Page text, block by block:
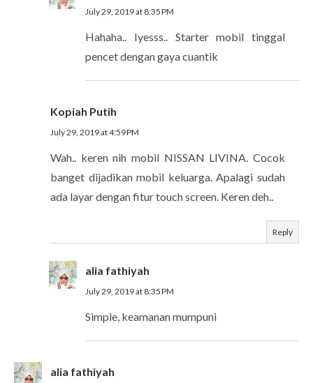
July 29, 2019 at 8:35 PM
Hahaha.. Iyesss.. Starter mobil tinggal
pencet dengan gaya cuantik
Kopiah Putih
July 29, 2019 at 4:59 PM
Wah.. keren nih mobil NISSAN LIVINA. Cocok
banget dijadikan mobil keluarga. Apalagi sudah
ada layar dengan fitur touch screen. Keren deh..
Reply
alia fathiyah
July 29, 2019 at 8:35 PM
Simple, keamanan mumpuni
alia fathiyah